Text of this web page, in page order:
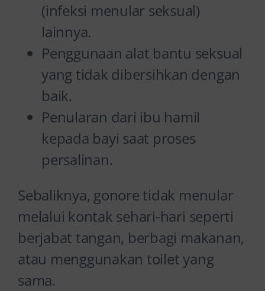
(infeksi menular seksual)
lainnya.
Penggunaan alat bantu seksual
yang tidak dibersihkan dengan
baik.
Penularan dari ibu hamil
kepada bayi saat proses
persalinan.
Sebaliknya, gonore tidak menular
melalui kontak sehari-hari seperti
berjabat tangan, berbagi makanan,
atau menggunakan toilet yang
sama.